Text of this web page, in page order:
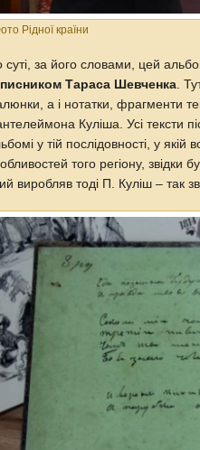
Рідної країни
суті, за його словами, цей
Тараса Шевченка.
а і нотатки, фрагменти
Куліша. Усі тексти
у тій послідовності, у
того регіону, звідки
виробляв тоді П. Куліш – так